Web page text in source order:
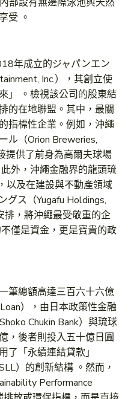
受 。
年成立的ジャパンエン
Inc.），其創立使
」 。檢視該公司的股東結
的在地聯盟。其中，最關
指標性企業。例如，沖繩
ル（Orion Breweries,
提供了前身為高爾夫球場
外，沖繩金融界的龍頭琉
以及在建設與不動產領域
グス（Yugafu Holdings,
排，將沖繩最受敬重的企
僅是資金，更是寶貴的政
筆總額高達三百六十六億
），由日本政策性金融
Chukin Bank）與琉球
，後者則投入五十億日圓
了「永續連結貸款」
）的創新結構 。然而，
Performance